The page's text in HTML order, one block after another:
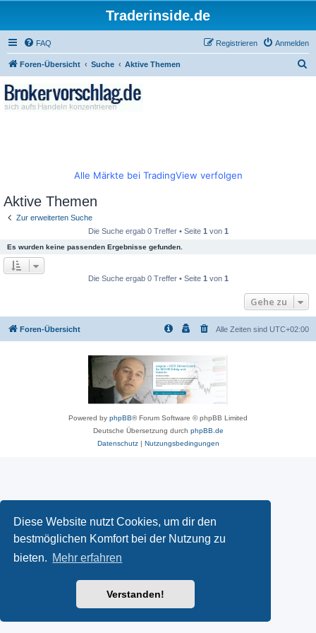
Diese Website nutzt Cookies, um dir den
bestmöglichen Komfort bei der Nutzung zu
bieten. Mehr erfahren
Verstanden!
Traderinside.de
FAQ Anmelden
Registrieren
Foren-Übersicht Suche Aktive Themen
Alle Märkte bei TradingView verfolgen
Aktive Themen
Zur erweiterten Suche
Die Suche ergab 0 Treffer • Seite 1 von 1
Es wurden keine passenden Ergebnisse gefunden.
Die Suche ergab 0 Treffer • Seite 1 von 1
Gehe zu
Foren-Übersicht Alle Zeiten sind UTC+02:00
Powered by phpBB® Forum Software © phpBB Limited
Deutsche Übersetzung durch phpBB.de
Datenschutz| Nutzungsbedingungen